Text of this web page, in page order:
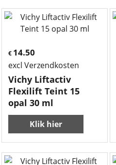
€ 14.50
excl Verzendkosten
Vichy Liftactiv
Flexilift Teint 15
opal 30 ml
Klik hier